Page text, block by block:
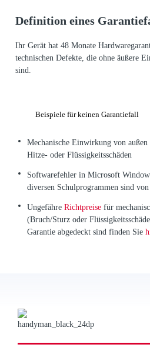
Definition eines
Ihr Gerät hat 48 Monate
technischen Defekte, die ohne äußere
sind.
Beispiele für keinen Garantiefall
Mechanische Einwirkung von
Hitze- oder Flüssigkeitsschäden
Softwarefehler in Microsoft
diversen Schulprogrammen sind von
UngefähreRichtpreise für
(Bruch/Sturz oder
Garantie abgedeckt sind finden Sie